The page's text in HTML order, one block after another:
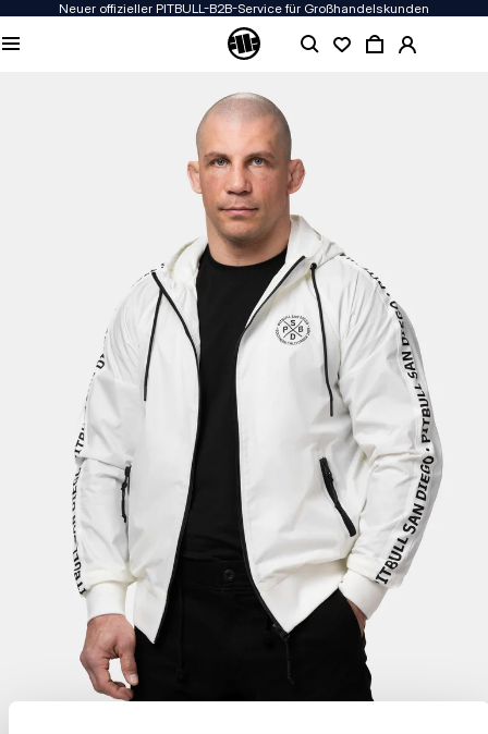
Neuer offizieller PITBULL-B2B-Service für Großhandelskunden